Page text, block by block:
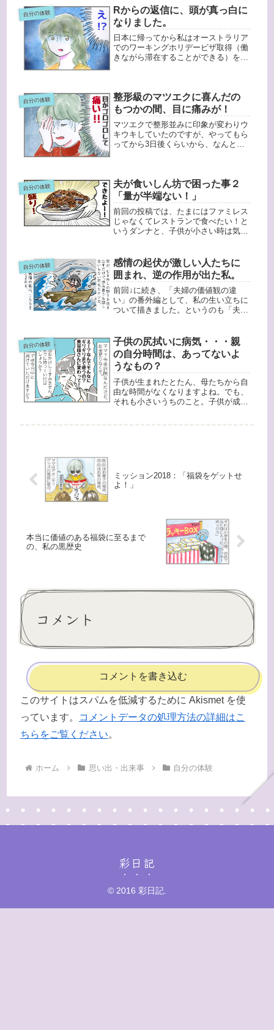
ことになったそうです。長男が赤ちゃ
ん・幼...
自分の体験
Rからの返信に、頭が真っ白に
なりました。
日本に帰ってから私はオーストラリア
でのワーキングホリデービザ取得（働
きながら滞在することができる）を目
めるのにその当時の年齢制限２５歳
（今...
自分の体験
整形級のマツエクに喜んだの
もつかの間、目に痛みが！
マツエクで整形並みに印象が変わりウ
キウキしていたのですが、やってもら
ってから3日後くらいから、なんとな
そしてある日・・・朝起きると目が痛
く...
自分の体験
夫が食いしん坊で困った事２
「量が半端ない！」
前回の投稿では、たまにはファミレス
じゃなくてレストランで食べたい！と
いうダンナと、子供が小さい時は気兼
て、食いしん坊のダンナは、普段もお
いしいものを食べたい人。以前も休日
な...
自分の体験
感情の起伏が激しい人たちに
囲まれ、逆の作用が出た私。
前回↓に続き、「夫婦の価値観の違
い」の番外編として、私の生い立ちに
ついて描きました。というのも「夫か
に、自分の育ってきた環境も今の自分
のコミュニケーションの取り方に少な
から...
自分の体験
子供の尻拭いに病気・・・親
の自分時間は、あってないよ
うなもの？
子供が生まれたとたん、母たちから自
由な時間がなくなりますよね。でも、
それも小さいうちのこと。子供が成長
ミッション2018：「福袋をゲットせ
よ！」
本当に価値のある福袋に至るまで
の、私の黒歴史
コメント
コメントを書き込む
このサイトはスパムを低減するために Akismet を使
っています。
コメントデータの処理方法の詳細はこ
ちらをご覧ください。
ホーム 思い出・出来事 自分の体験
彩日記
© 2016 彩日記.